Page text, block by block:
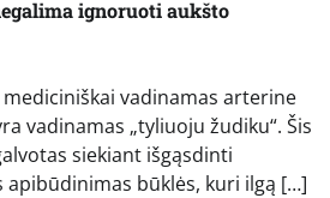
ignoruoti aukšto
vadinamas arterine
vadinamas „tyliuoju žudiku“. Šis
siekiant išgąsdinti
apibūdinimas būklės, kuri ilgą […]